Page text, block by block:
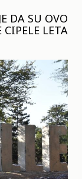
DA SU OVO
CIPELE LETA